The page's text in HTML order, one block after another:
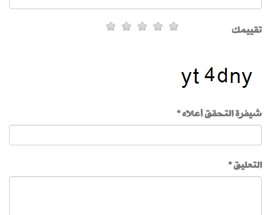
تقييمك
شيفرة التحقق أعلاه *
التعليق *